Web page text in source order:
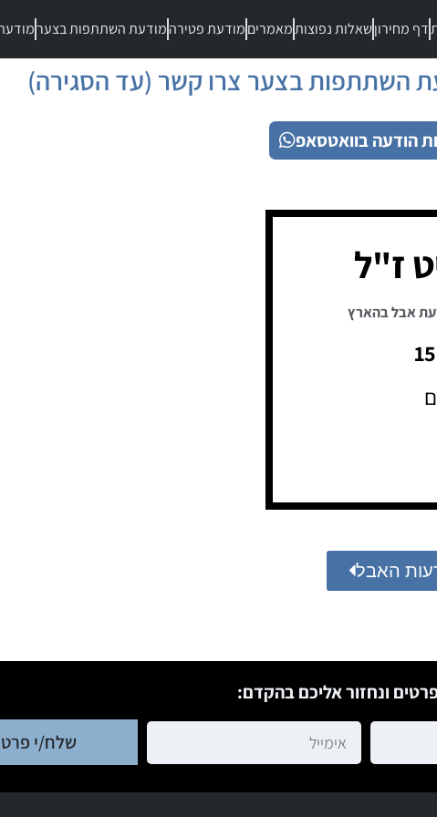
דף מחירוןשאלות נפוצותמאמריםמודעת פטירהמודעת השתתפות בצער
השתתפות בצער צרו קשר (עד הסגירה)
הודעה בוואטסאפ
ז"ל
אבל בהארץ
האבל
ונחזור אליכם בהקדם:
שלח/י